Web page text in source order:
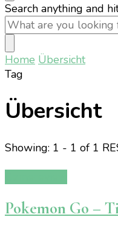
Looking
for
Something?
Search anything and
Home Übersicht
Tag
Übersicht
Showing: 1 - 1 of 1
Pokemon Go –